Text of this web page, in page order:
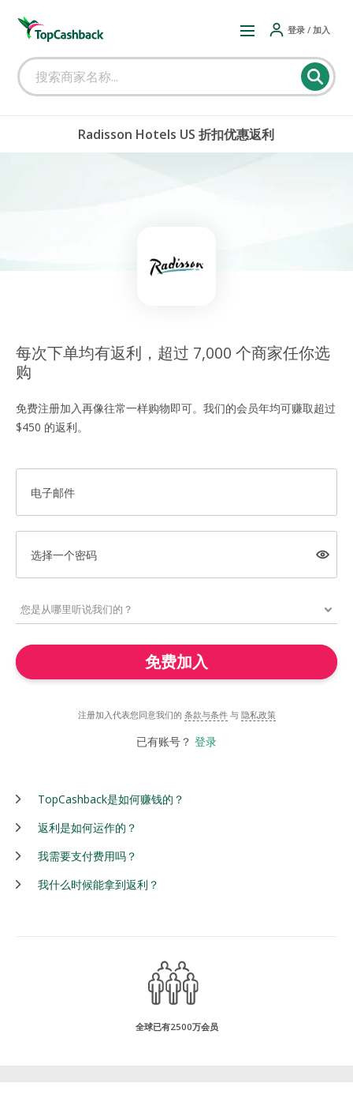
登录 / 加入
Radisson Hotels US 折扣优惠返利
每次下单均有返利，超过 7,000 个商家任你选
购
免费注册加入再像往常一样购物即可。我们的会员年均可赚取超过
$450 的返利。
电子邮件
选择一个密码
免费加入
注册加入代表您同意我们的 条款与条件 与 隐私政策
已有账号？ 登录
TopCashback是如何赚钱的？
返利是如何运作的？
我需要支付费用吗？
我什么时候能拿到返利？
全球已有2500万会员